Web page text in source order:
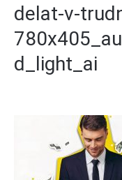
delat-v-
d_light_ai